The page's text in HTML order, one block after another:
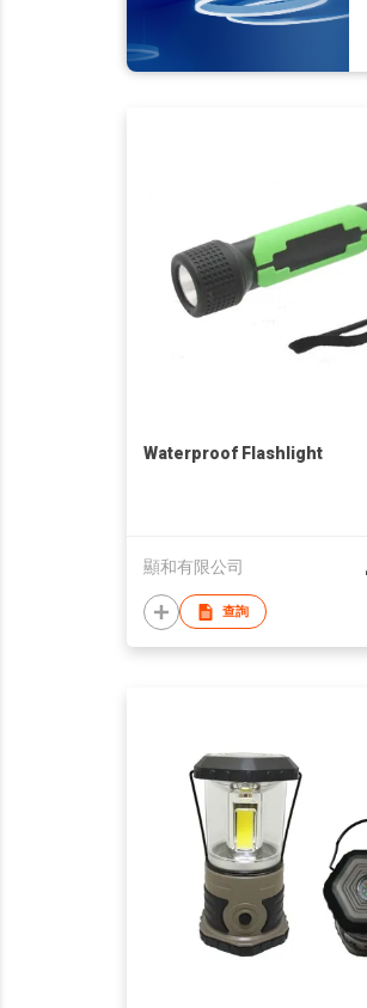
Waterproof Flashlight
顯和有限公司
查詢